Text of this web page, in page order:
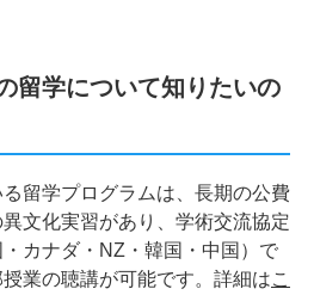
留学について知りたいの
留学プログラムは、長期の公費
文化実習があり、学術交流協定
カナダ・NZ・韓国・中国）で
業の聴講が可能です。詳細はこ